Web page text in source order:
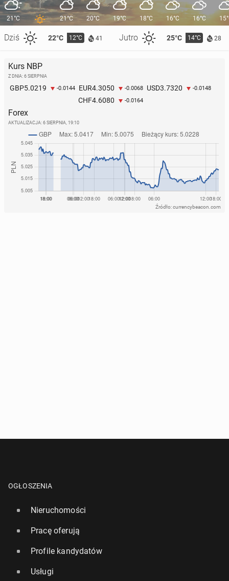
21°C
Dziś 22°C 12°C 41 Jutro 25°C 14°C 28
21°C 20°C 19°C 18°C 16°C 16°C
Kurs NBP
Z DNIA: 6 SIERPNIA
GBP5.0219 -0.0144 EUR4.3050 -0.0068 USD3.7320 -0.0148
CHF4.6080 -0.0164
Forex
AKTUALIZACJA: 6 SIERPNIA, 19:10
Źródło: currencybeacon.com
OGŁOSZENIA
Nieruchomości
Pracę oferują
Profile kandydatów
Usługi